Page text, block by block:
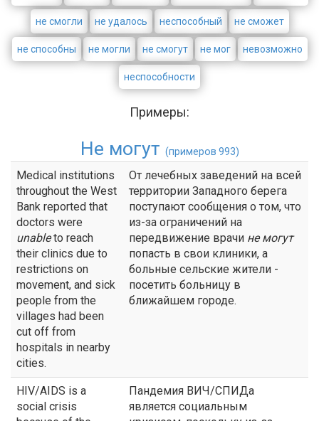
не смогли не удалось неспособный не сможет
не способны не могли не смогут не мог невозможно
неспособности
Примеры:
Не могут (примеров 993)
Medical institutions
throughout the West
Bank reported that
doctors were
unableto reach
their clinics due to
restrictions on
movement, and sick
people from the
villages had been
cut off from
hospitals in nearby
cities.
От лечебных заведений на всей
территории Западного берега
поступают сообщения о том, что
из-за ограничений на
передвижение врачи немогут
попасть в свои клиники, а
больные сельские жители -
посетить больницу в
ближайшем городе.
HIV/AIDS is a
social crisis
Пандемия ВИЧ/СПИДа
является социальным